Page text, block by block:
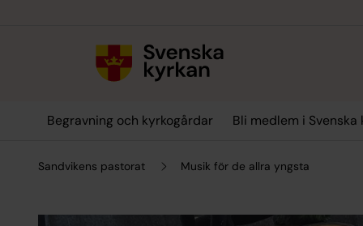
Begravning och kyrkogårdar Bli medlem i Svenska
Sandvikens pastorat Musik för de allra yngsta